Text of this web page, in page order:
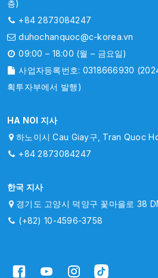
층)
+84 2873084247
duhochanquoc@c-korea.vn
09:00 – 18:00 (월 – 금요일)
사업자등록번호: 0318666930
획투자부에서 발행)
HA NOI 지사
하노이시 Cau Giay구, Tran Quoc
+84 2873084247
한국 지사
경기도 고양시 덕양구 꽃마을로 38
(+82) 10-4596-3758